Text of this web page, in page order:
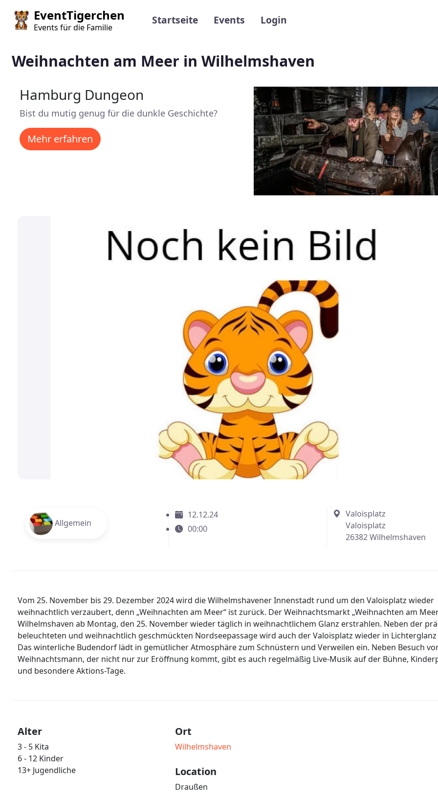
EventTigerchen
Events für die Familie
Main navigation
Startseite Events Login
Weihnachten am Meer in Wilhelmshaven
Hamburg Dungeon
Bist du mutig genug für die dunkle Geschichte?
Mehr erfahren
Image
Allgemein
12.12.24
00:00
Valoisplatz
Valoisplatz
26382 Wilhelmshaven
Vom 25. November bis 29. Dezember 2024 wird die Wilhelmshavener Innenstadt rund um den Valoisplatz wieder
weihnachtlich verzaubert, denn „Weihnachten am Meer“ ist zurück. Der Weihnachtsmarkt „Weihnachten am
Wilhelmshaven ab Montag, den 25. November wieder täglich in weihnachtlichem Glanz erstrahlen. Neben der
beleuchteten und weihnachtlich geschmückten Nordseepassage wird auch der Valoisplatz wieder in
Das winterliche Budendorf lädt in gemütlicher Atmosphäre zum Schnüstern und Verweilen ein. Neben Besuch
Weihnachtsmann, der nicht nur zur Eröffnung kommt, gibt es auch regelmäßig Live-Musik auf der Bühne,
und besondere Aktions-Tage.
Alter
3 - 5 Kita
6 - 12 Kinder
13+ Jugendliche
Ort
Wilhelmshaven
Location
Draußen